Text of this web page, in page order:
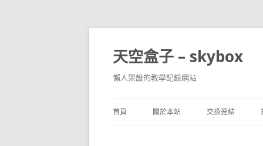
天空盒子 – skybox
懶人架設的教學記錄網站
首頁 關於本站 交換連結